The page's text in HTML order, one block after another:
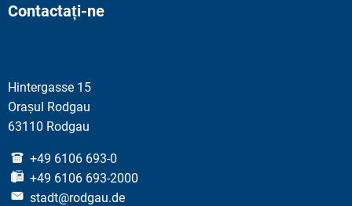
Contactați-ne
Hintergasse 15
Orașul Rodgau
63110 Rodgau
+49 6106 693-0
+49 6106 693-2000
stadt@rodgau.de